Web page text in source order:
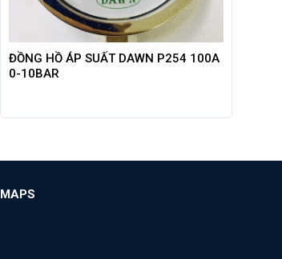
ĐỒNG HỒ ÁP SUẤT DAWN P254 100A
0-10BAR
MAPS